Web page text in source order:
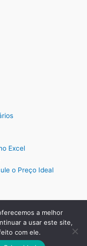
Excel
o Preço Ideal
por:
MKT Produtos
a melhor
a usar este site,
com ele.